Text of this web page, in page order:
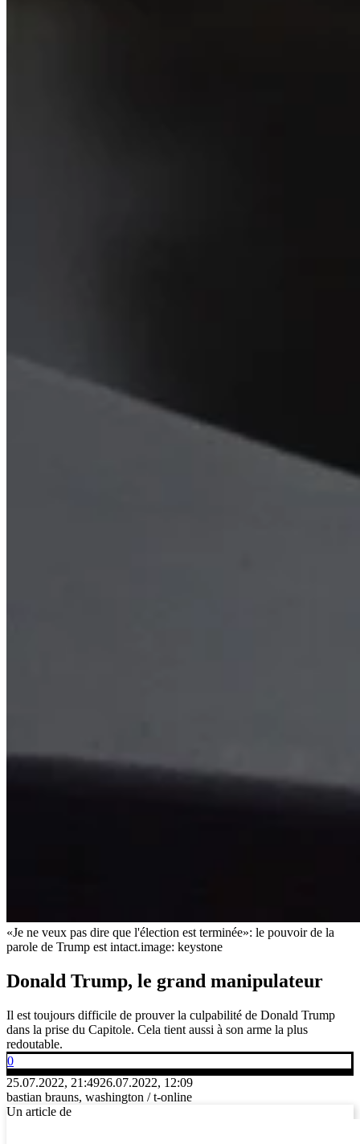
«Je ne veux pas dire que l'élection est terminée»: le pouvoir de la
parole de Trump est intact.image: keystone
Donald Trump, le grand manipulateur
Il est toujours difficile de prouver la culpabilité de Donald Trump
dans la prise du Capitole. Cela tient aussi à son arme la plus
redoutable.
0
25.07.2022, 21:4926.07.2022, 12:09
bastian brauns, washington / t-online
Un article de